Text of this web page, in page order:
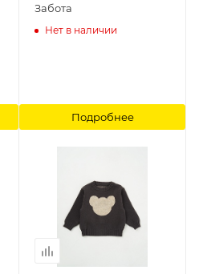
Забота
Нет в наличии
Подробнее